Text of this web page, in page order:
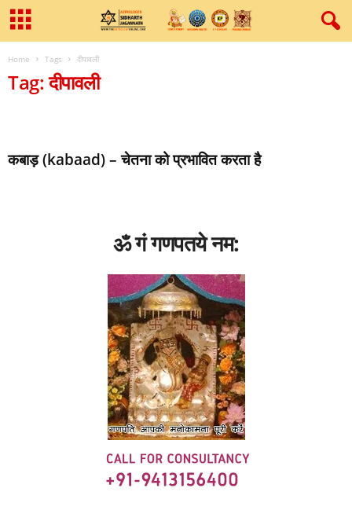
Home Tags दीपावली
Tag: दीपावली
कबाड़ (kabaad) – चेतना को प्रभावित करता है
ॐ गं गणपतये नम: